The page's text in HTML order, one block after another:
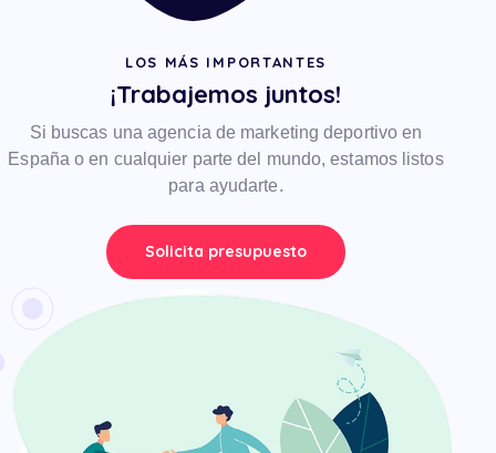
LOS MÁS IMPORTANTES
¡Trabajemos juntos!
Si buscas una agencia de marketing deportivo en
España o en cualquier parte del mundo, estamos listos
para ayudarte.
Solicita presupuesto